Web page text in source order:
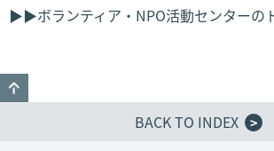
▶▶ボランティア・NPO活動センターの
BACK TO INDEX
>